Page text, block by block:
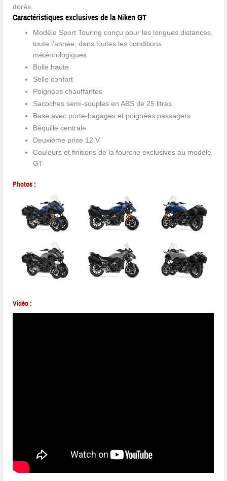
dorés.
Caractéristiques exclusives de la Niken GT
Modèle Sport Touring conçu pour les longues distances,
toute l’année, dans toutes les conditions
météorologiques
Bulle haute
Selle confort
Poignées chauffantes
Sacoches semi-souples en ABS de 25 litres
Base avec porte-bagages et poignées passagers
Béquille centrale
Deuxième prise 12 V
Couleurs et finitions de la fourche exclusives au modèle
GT
Photos :
Vidéo :